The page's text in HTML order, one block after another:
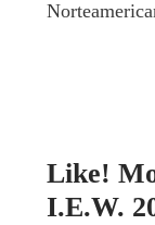
Like!
I.E.W.